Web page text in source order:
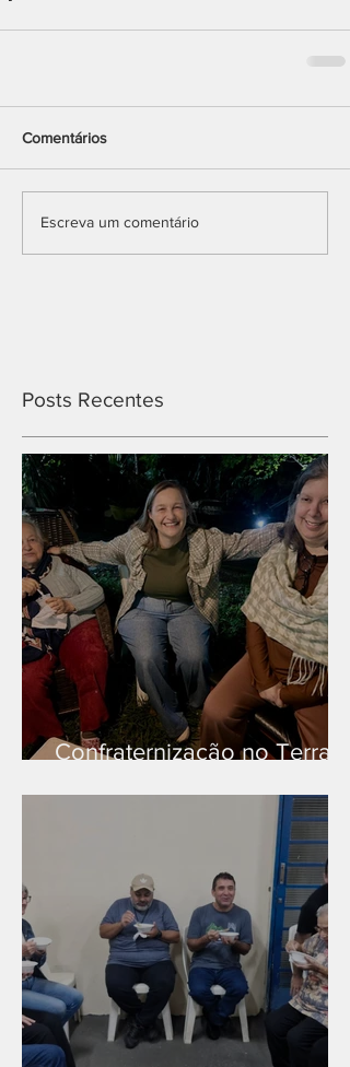
Comentários
Escreva um comentário
Posts Recentes
Confraternização no Terra